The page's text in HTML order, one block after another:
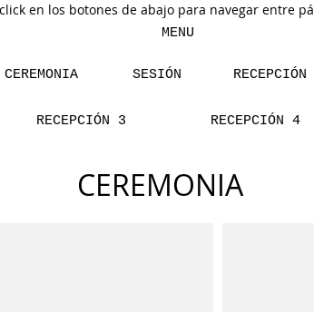
en los botones de abajo para navegar entre
MENU
CEREMONIA SESIÓN
RECEPCIÓN 3 RECEPCIÓN 4
CEREMONIA